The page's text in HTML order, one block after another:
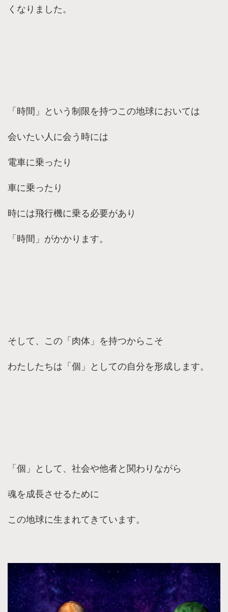
くなりました。
「時間」という制限を持つこの地球においては
会いたい人に会う時には
電車に乗ったり
車に乗ったり
時には飛行機に乗る必要があり
「時間」がかかります。
そして、この「肉体」を持つからこそ
わたしたちは「個」としての自分を形成します。
「個」として、社会や他者と関わりながら
魂を成長させるために
この地球に生まれてきています。